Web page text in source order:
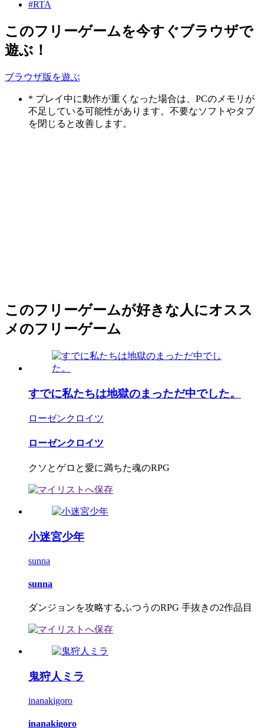
#RTA
このフリーゲームを今すぐブラウザで
遊ぶ！
ブラウザ版を遊ぶ
* プレイ中に動作が重くなった場合は、PCのメモリが
不足している可能性があります。不要なソフトやタブ
を閉じると改善します。
このフリーゲームが好きな人にオスス
メのフリーゲーム
すでに私たちは地獄のまっただ中でした。
ローゼンクロイツ
ローゼンクロイツ
クソとゲロと愛に満ちた魂のRPG
小迷宮少年
sunna
sunna
ダンジョンを攻略するふつうのRPG 手抜きの2作品目
鬼狩人ミラ
inanakigoro
inanakigoro